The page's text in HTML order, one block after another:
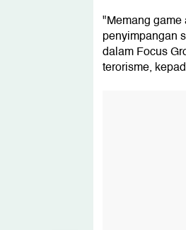
"Memang
penyimpangan
dalam Focus
terorisme,